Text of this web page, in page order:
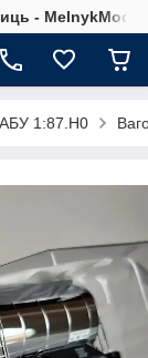
-
1:87.H0